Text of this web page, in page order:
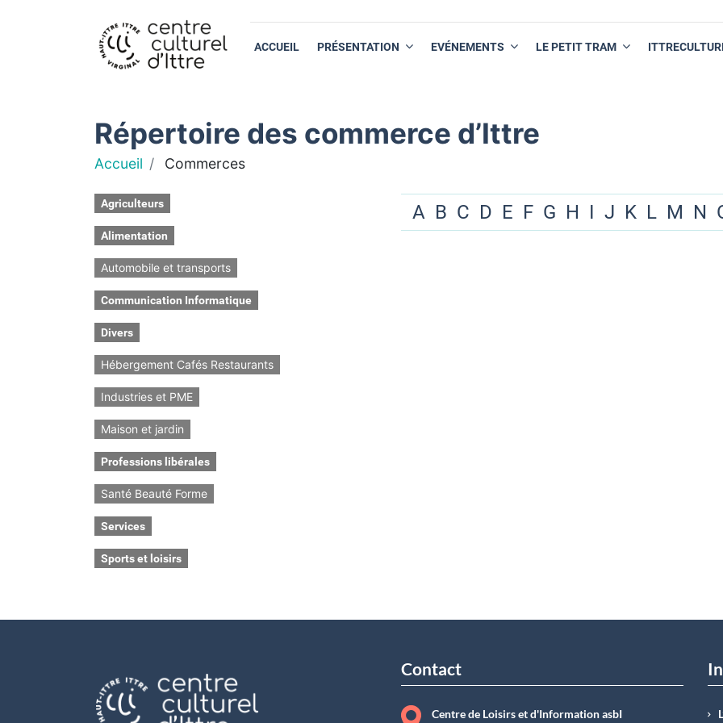
ACCUEIL PRÉSENTATION EVÉNEMENTS LE PETIT TRAM
Répertoire des commerce d’Ittre
Accueil Commerces
Agriculteurs
Alimentation
Automobile et transports
Communication Informatique
Divers
Hébergement Cafés Restaurants
Industries et PME
Maison et jardin
Professions libérales
Santé Beauté Forme
Services
Sports et loisirs
A B C D E F G H I J K L M N
Contact
Centre de Loisirs et d'Information asbI